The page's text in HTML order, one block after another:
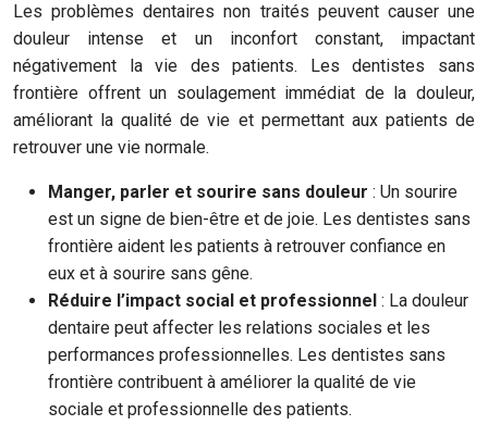
Les problèmes dentaires non traités peuvent causer une
douleur intense et un inconfort constant, impactant
négativement la vie des patients. Les dentistes sans
frontière offrent un soulagement immédiat de la douleur,
améliorant la qualité de vie et permettant aux patients de
retrouver une vie normale.
Manger, parler et sourire sans douleur : Un sourire
est un signe de bien-être et de joie. Les dentistes sans
frontière aident les patients à retrouver confiance en
eux et à sourire sans gêne.
Réduire l’impact social et professionnel : La douleur
dentaire peut affecter les relations sociales et les
performances professionnelles. Les dentistes sans
frontière contribuent à améliorer la qualité de vie
sociale et professionnelle des patients.